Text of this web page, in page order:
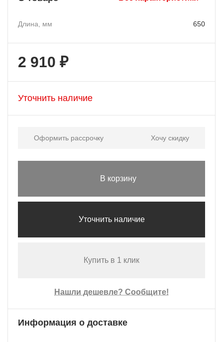
Длина, мм 650
2 910 ₽
Уточнить наличие
Оформить рассрочку Хочу скидку
В корзину
Уточнить наличие
Купить в 1 клик
Нашли дешевле? Сообщите!
Информация о доставке